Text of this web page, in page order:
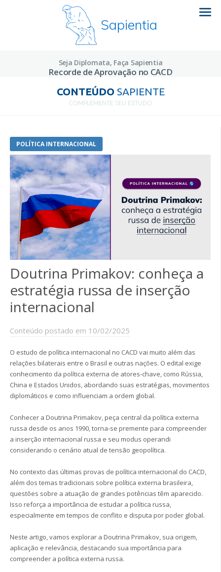
Sapientia
Seja Diplomata, Faça Sapientia
Recorde de Aprovação no CACD
CONTEÚDOSAPIENTE
COMPLEMENTE SEU ESTUDO
POLÍTICA INTERNACIONAL
Doutrina Primakov: conheça a
estratégia russa de inserção
internacional
Conteúdo postado em 10/02/2025
O estudo de política internacional no CACD vai muito além das
relações bilaterais entre o Brasil e outras nações. O edital exige
conhecimento da política externa de atores-chave, como Rússia,
China e Estados Unidos, abordando suas estratégias, movimentos
diplomáticos e como influenciam a ordem global.
Conhecer a Doutrina Primakov, peça central da política externa
russa desde os anos 1990, torna-se premente para compreender
a inserção internacional russa e seu modus operandi
considerando o cenário atual de tensão geopolítica.
No contexto das últimas provas de política internacional do CACD,
além dos temas tradicionais sobre política externa brasileira,
questões sobre a atuação de grandes potências têm aparecido.
Isso reforça a importância de estudar a política russa,
especialmente em tempos de conflito e disputa por poder global.
Neste artigo, vamos explorar a Doutrina Primakov, sua origem,
aplicação e relevância, destacando sua importância para
compreender a política externa russa.